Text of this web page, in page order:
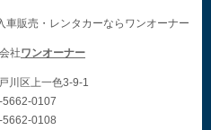
販売・レンタカーならワンオーナー
社ワンオーナー
川区上一色3-9-1
5662-0107
5662-0108